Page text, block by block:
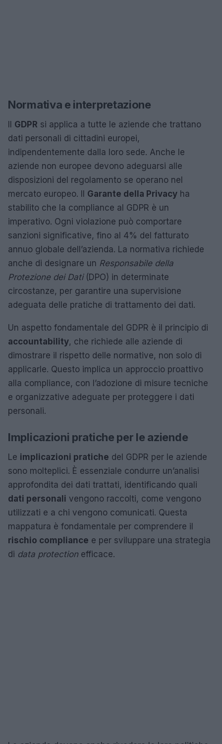
Normativa e interpretazione
Il GDPR si applica a tutte le aziende che trattano
dati personali di cittadini europei,
indipendentemente dalla loro sede. Anche le
aziende non europee devono adeguarsi alle
disposizioni del regolamento se operano nel
mercato europeo. Il Garante della Privacy ha
stabilito che la compliance al GDPR è un
imperativo. Ogni violazione può comportare
sanzioni significative, fino al 4% del fatturato
annuo globale dell’azienda. La normativa richiede
anche di designare un Responsabile della
Protezione dei Dati(DPO) in determinate
circostanze, per garantire una supervisione
adeguata delle pratiche di trattamento dei dati.
Un aspetto fondamentale del GDPR è il principio di
accountability, che richiede alle aziende di
dimostrare il rispetto delle normative, non solo di
applicarle. Questo implica un approccio proattivo
alla compliance, con l’adozione di misure tecniche
e organizzative adeguate per proteggere i dati
personali.
Implicazioni pratiche per le aziende
Le implicazioni pratiche del GDPR per le aziende
sono molteplici. È essenziale condurre un’analisi
approfondita dei dati trattati, identificando quali
dati personali vengono raccolti, come vengono
utilizzati e a chi vengono comunicati. Questa
mappatura è fondamentale per comprendere il
rischio compliance e per sviluppare una strategia
di data protection efficace.